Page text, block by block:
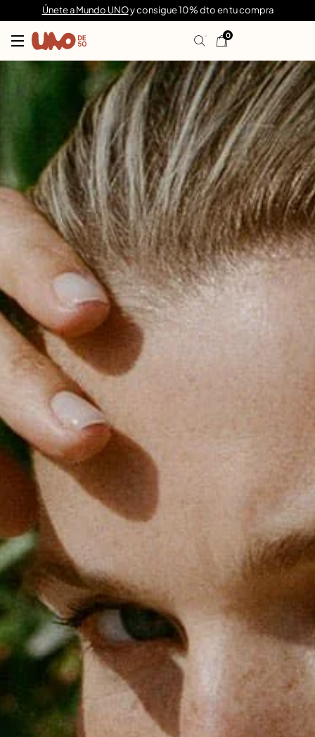
Únete a Mundo UNOy consigue 10% dto en tu compra
Joyas de diseño UNOde50
0